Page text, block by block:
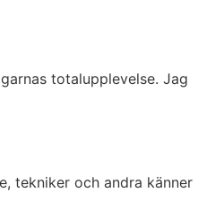
totalupplevelse. Jag
tekniker och andra känner